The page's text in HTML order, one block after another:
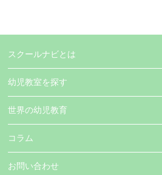
スクールナビとは
幼児教室を探す
世界の幼児教育
コラム
お問い合わせ